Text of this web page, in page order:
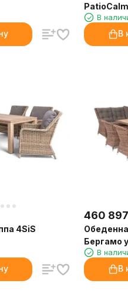
В
В
4SiS
460 897
Бергамо
В
В